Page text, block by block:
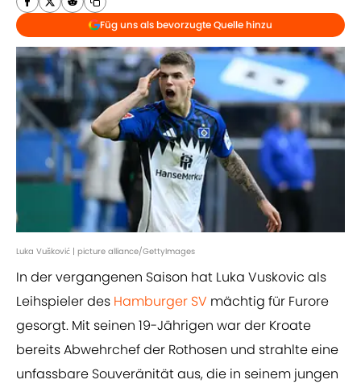
Füg uns als bevorzugte Quelle hinzu
Luka Vušković | picture alliance/GettyImages
In der vergangenen Saison hat Luka Vuskovic als
Leihspieler des Hamburger SV mächtig für Furore
gesorgt. Mit seinen 19-Jährigen war der Kroate
bereits Abwehrchef der Rothosen und strahlte eine
unfassbare Souveränität aus, die in seinem jungen